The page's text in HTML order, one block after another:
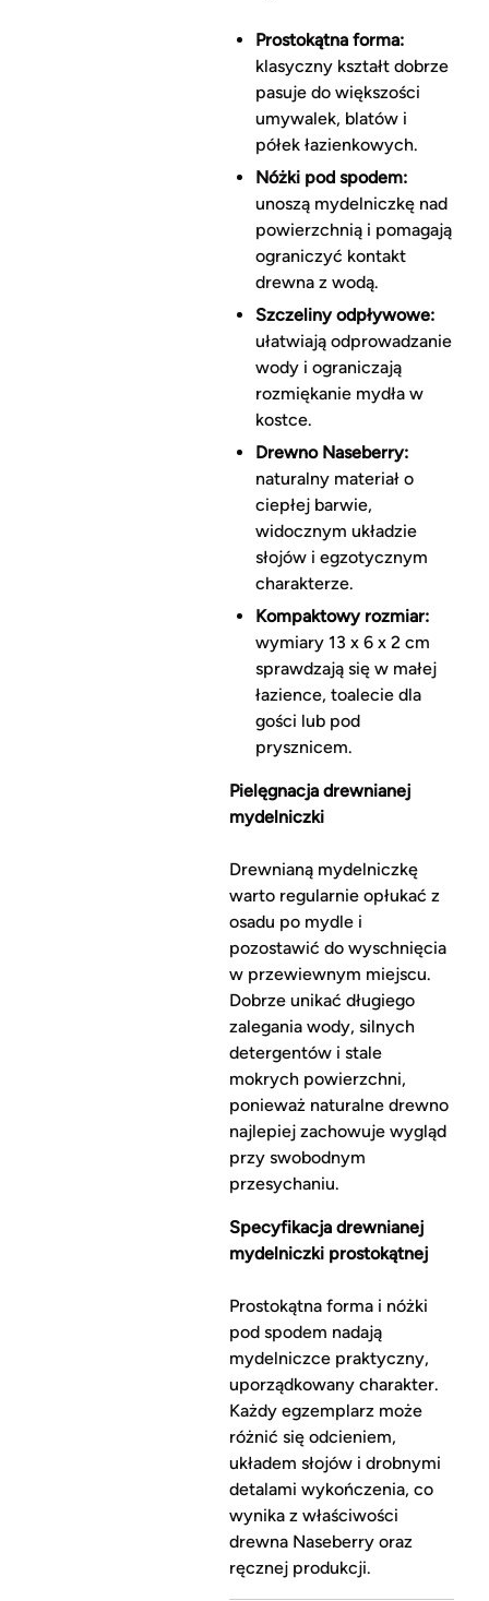
Prostokątna forma:
klasyczny kształt dobrze
pasuje do większości
umywalek, blatów i
półek łazienkowych.
Nóżki pod spodem:
unoszą mydelniczkę nad
powierzchnią i pomagają
ograniczyć kontakt
drewna z wodą.
Szczeliny odpływowe:
ułatwiają odprowadzanie
wody i ograniczają
rozmiękanie mydła w
kostce.
Drewno Naseberry:
naturalny materiał o
ciepłej barwie,
widocznym układzie
słojów i egzotycznym
charakterze.
Kompaktowy rozmiar:
wymiary 13 x 6 x 2 cm
sprawdzają się w małej
łazience, toalecie dla
gości lub pod
prysznicem.
Pielęgnacja drewnianej
mydelniczki
Drewnianą mydelniczkę
warto regularnie opłukać z
osadu po mydle i
pozostawić do wyschnięcia
w przewiewnym miejscu.
Dobrze unikać długiego
zalegania wody, silnych
detergentów i stale
mokrych powierzchni,
ponieważ naturalne drewno
najlepiej zachowuje wygląd
przy swobodnym
przesychaniu.
Specyfikacja drewnianej
mydelniczki prostokątnej
Prostokątna forma i nóżki
pod spodem nadają
mydelniczce praktyczny,
uporządkowany charakter.
Każdy egzemplarz może
różnić się odcieniem,
układem słojów i drobnymi
detalami wykończenia, co
wynika z właściwości
drewna Naseberry oraz
ręcznej produkcji.